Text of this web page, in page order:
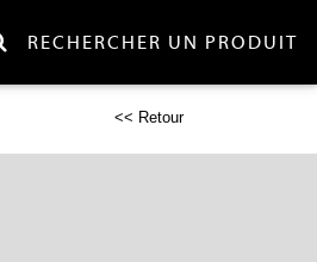
RECHERCHER UN PRODUIT
<< Retour